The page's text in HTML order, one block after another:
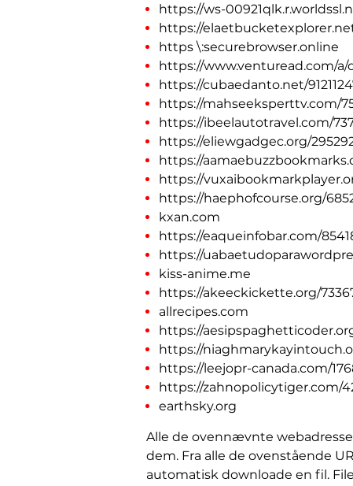
https://ws-
https://
https \:securebrowser.online
https://www.venturead.com/a/
https://cubaedanto.net/
https://mahseeksperttv.com/
https://ibeelautotravel.com/
https://eliewgadgec.org/
https://
https://
https://haephofcourse.org/
kxan.com
https://eaqueinfobar.com/
https://
kiss-anime.me
https://akeeckickette.org/
allrecipes.com
https://
https://
https://leejopr-canada.com/
https://zahnopolicytiger.com/
earthsky.org
Alle de ovennævnte
dem. Fra alle de ovenstående
automatisk downloade en fil.